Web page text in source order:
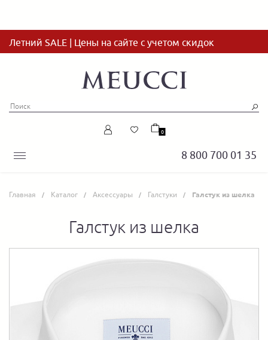
Летний SALE | Цены на сайте с учетом скидок
8 800 700 01 35
0
Главная Каталог Аксессуары Галстуки Галстук из шелка
Галстук из шелка